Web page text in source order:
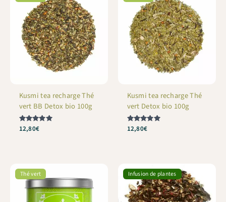
Kusmi tea recharge Thé
vert BB Detox bio 100g
Note
12,80€
Kusmi tea recharge Thé
vert Detox bio 100g
Note
12,80€
Thé vert Infusion de plantes